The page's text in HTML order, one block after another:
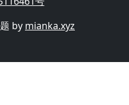
by mianka.xyz